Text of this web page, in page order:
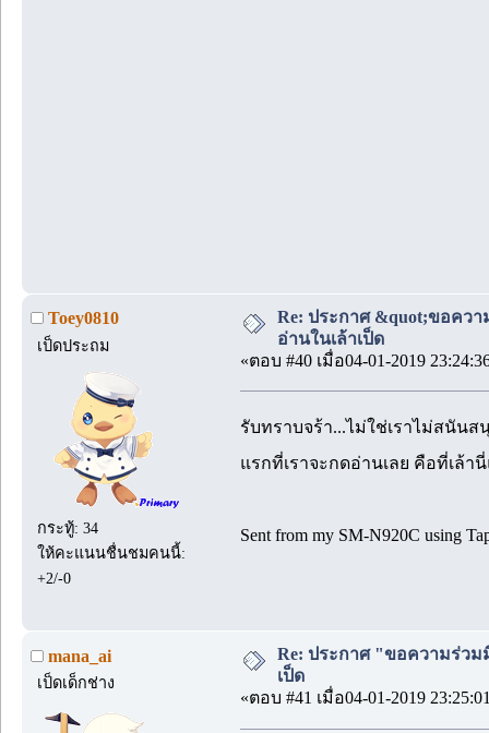
Toey0810
เป็ดประถม
กระทู้: 34
ให้คะแนนชื่นชมคนนี้:
+2/-0
Re: ประกาศ &quot;ขอคว
อ่านในเล้าเป็ด
«ตอบ #40 เมื่อ04-01-2019
รับทราบจร้า...ไม่ใช่เราไม่สนัน
แรกที่เราจะกดอ่านเลย คือที่เล้า
Sent from my SM-N920C using
mana_ai
เป็ดเด็กช่าง
Re: ประกาศ "ขอความร่ว
เป็ด
«ตอบ #41 เมื่อ04-01-2019